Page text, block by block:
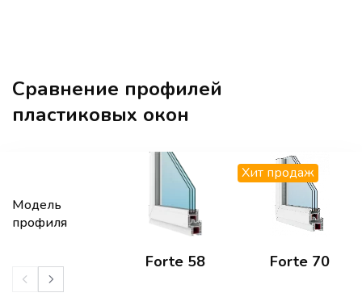
Сравнение профилей
пластиковых окон
Модель
профиля
Forte 58
Хит продаж
Forte 70